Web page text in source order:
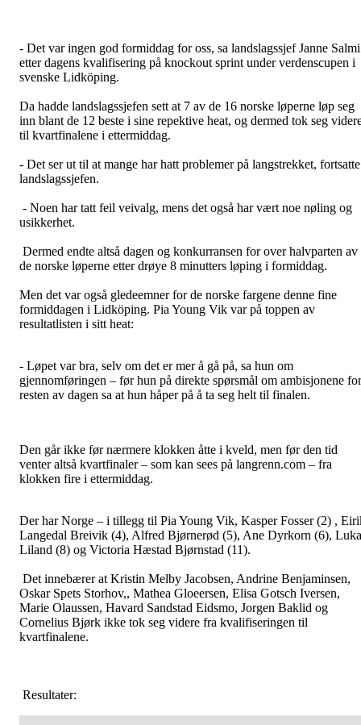
- Det var ingen god formiddag for oss, sa landslagssjef Janne Salmi
etter dagens kvalifisering på knockout sprint under verdenscupen i
svenske Lidköping.
Da hadde landslagssjefen sett at 7 av de 16 norske løperne løp seg
inn blant de 12 beste i sine repektive heat, og dermed tok seg
til kvartfinalene i ettermiddag.
- Det ser ut til at mange har hatt problemer på langstrekket, fortsatte
landslagssjefen.
- Noen har tatt feil veivalg, mens det også har vært noe nøling og
usikkerhet.
Dermed endte altså dagen og konkurransen for over halvparten av
de norske løperne etter drøye 8 minutters løping i formiddag.
Men det var også gledeemner for de norske fargene denne fine
formiddagen i Lidköping. Pia Young Vik var på toppen av
resultatlisten i sitt heat:
- Løpet var bra, selv om det er mer å gå på, sa hun om
gjennomføringen – før hun på direkte spørsmål om ambisjonene for
resten av dagen sa at hun håper på å ta seg helt til finalen.
Den går ikke før nærmere klokken åtte i kveld, men før den tid
venter altså kvartfinaler – som kan sees på langrenn.com – fra
klokken fire i ettermiddag.
Der har Norge – i tillegg til Pia Young Vik, Kasper Fosser (2) ,
Langedal Breivik (4), Alfred Bjørnerød (5), Ane Dyrkorn (6),
Liland (8) og Victoria Hæstad Bjørnstad (11).
Det innebærer at Kristin Melby Jacobsen, Andrine Benjaminsen,
Oskar Spets Storhov,, Mathea Gloeersen, Elisa Gotsch Iversen,
Marie Olaussen, Havard Sandstad Eidsmo, Jorgen Baklid og
Cornelius Bjørk ikke tok seg videre fra kvalifiseringen til
kvartfinalene.
Resultater: